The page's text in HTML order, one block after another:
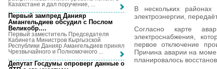
В нескольких
электроэнергии,
Согласно карте
электроснабжения,
первое отключение
Причина аварии на
планировалось
Казахстане и дал поручение, ...
Первый зампред Данияр
Амангельдиев обсудил с Послом
Великобр....
Первый заместитель Председателя
Кабинета Министров Кыргызской
Республики Данияр Амангельдиев принял
Чрезвычайного и Полномочного ...
Депутат Госдумы опроверг данные о